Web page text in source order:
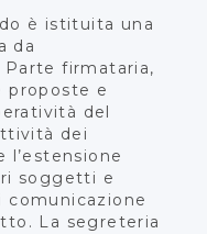
è istituita una
da
Parte firmataria,
proposte e
del
dei
soggetti e
La segreteria